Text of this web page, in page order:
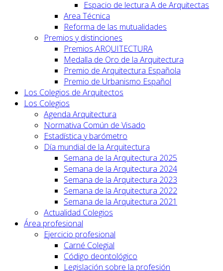
Espacio de lectura A de Arquitectas
Area Técnica
Reforma de las mutualidades
Premios y distinciones
Premios ARQUITECTURA
Medalla de Oro de la Arquitectura
Premio de Arquitectura Española
Premio de Urbanismo Español
Los Colegios de Arquitectos
Los Colegios
Agenda Arquitectura
Normativa Común de Visado
Estadística y barómetro
Día mundial de la Arquitectura
Semana de la Arquitectura 2025
Semana de la Arquitectura 2024
Semana de la Arquitectura 2023
Semana de la Arquitectura 2022
Semana de la Arquitectura 2021
Actualidad Colegios
Área profesional
Ejercicio profesional
Carné Colegial
Código deontológico
Legislación sobre la profesión